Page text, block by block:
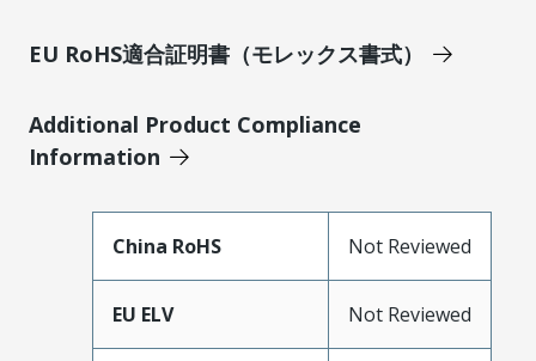
EU RoHS適合証明書（モレックス書式）
Additional Product Compliance
Information
China RoHS Not Reviewed
EU ELV Not Reviewed